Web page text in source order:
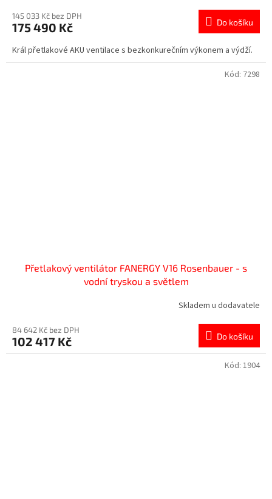
145 033 Kč bez DPH
175 490 Kč Do košíku
Král přetlakové AKU ventilace s bezkonkurečním výkonem a výdží.
Přetlakový ventilátor FANERGY V16 Rosenbauer - s
vodní tryskou a světlem
Skladem u dodavatele
84 642 Kč bez DPH
102 417 Kč Do košíku
Kód: 7298
Kód: 1904